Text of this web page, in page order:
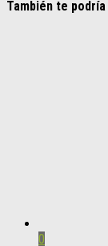
También te
0